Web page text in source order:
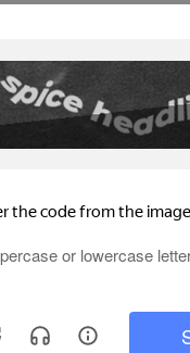
до -50%
до -70%